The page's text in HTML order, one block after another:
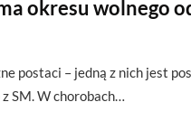
okresu wolnego
postaci – jedną z nich jest
SM. W chorobach…